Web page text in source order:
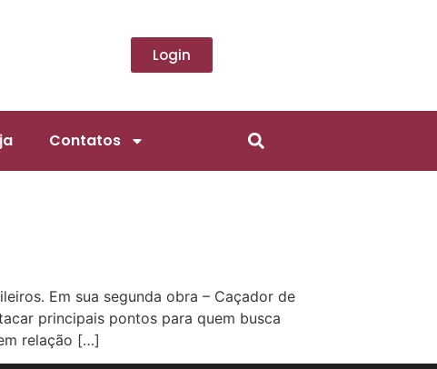
Login
Contatos
Em sua segunda obra – Caçador de
principais pontos para quem busca
relação […]